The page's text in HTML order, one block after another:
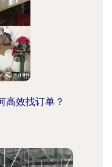
高效找订单？